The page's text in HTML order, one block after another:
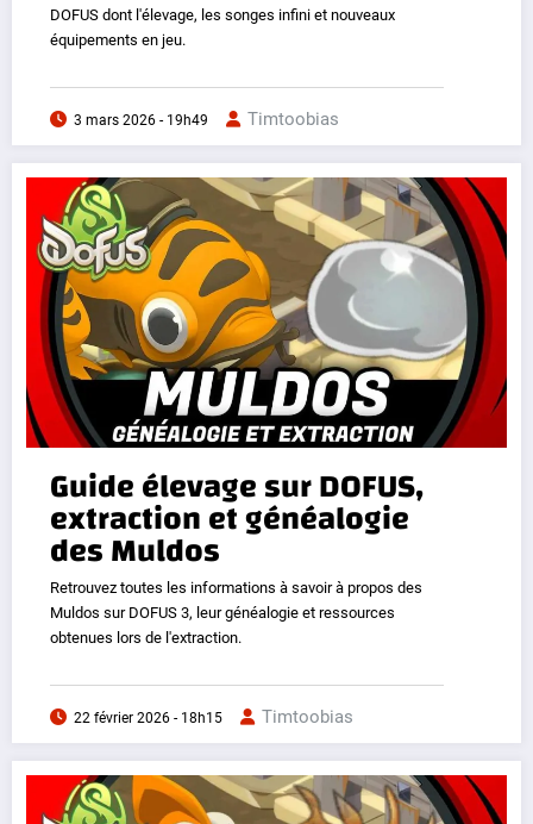
DOFUS dont l'élevage, les songes infini et nouveaux
équipements en jeu.
3 mars 2026 - 19h49 Timtoobias
Guide élevage sur DOFUS,
extraction et généalogie
des Muldos
Retrouvez toutes les informations à savoir à propos des
Muldos sur DOFUS 3, leur généalogie et ressources
obtenues lors de l'extraction.
22 février 2026 - 18h15 Timtoobias